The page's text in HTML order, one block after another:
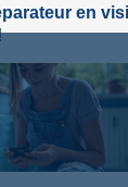
en